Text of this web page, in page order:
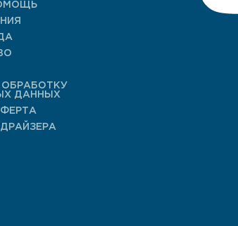
ОБРАБОТКУ
ДАННЫХ